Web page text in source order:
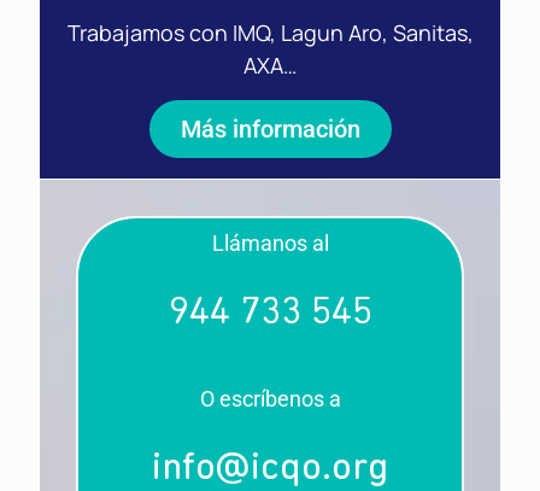
Trabajamos con IMQ, Lagun Aro, Sanitas,
AXA…
Más información
Llámanos al
944 733 545
O escríbenos a
info@icqo.org